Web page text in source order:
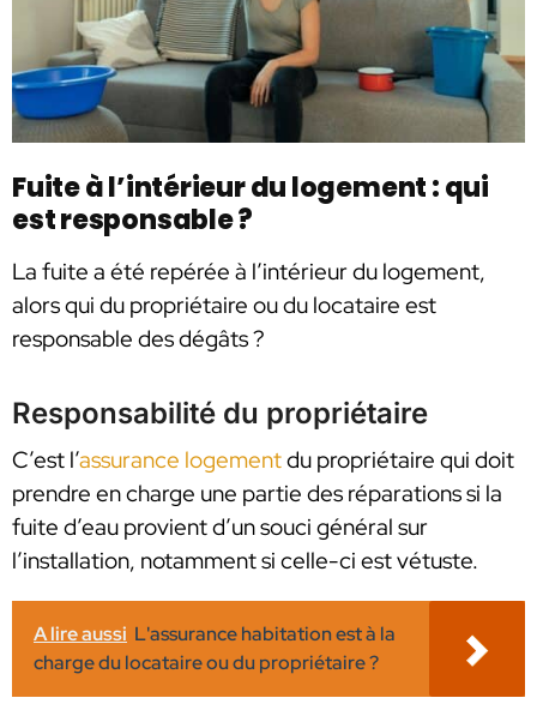
Fuite à l’intérieur du logement : qui
est responsable ?
La fuite a été repérée à l’intérieur du logement,
alors qui du propriétaire ou du locataire est
responsable des dégâts ?
Responsabilité du propriétaire
C’est l’assurance logementdu propriétaire qui doit
prendre en charge une partie des réparations si la
fuite d’eau provient d’un souci général sur
l’installation, notamment si celle-ci est vétuste.
A lire aussi L'assurance habitation est à la
charge du locataire ou du propriétaire ?